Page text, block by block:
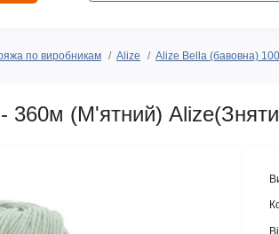
по виробникам Alize Alize Bella (бавовна)
360м (М'ятний)